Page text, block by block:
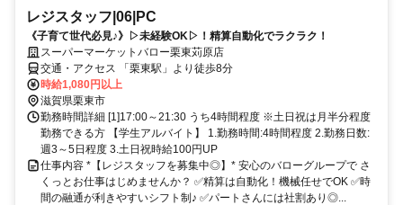
レジスタッフ|06|PC
《子育て世代必見♪》▷未経験OK▷！精算自動化でラクラク！
スーパーマーケットバロー栗東苅原店
交通・アクセス 「栗東駅」より徒歩8分
時給1,080円以上
滋賀県栗東市
勤務時間詳細 [1]17:00～21:30 うち4時間程度 ※土日祝は月半分程度
勤務できる方 【学生アルバイト】 1.勤務時間:4時間程度 2.勤務日数:
週3～5日程度 3.土日祝時給100円UP
仕事内容 *【レジスタッフを募集中◎】* 安心のバローグループで さ
くっとお仕事はじめませんか？ ✅️精算は自動化！機械任せでOK ✅️時
間の融通が利きやすいシフト制♪ ✅️パートさんには社割あり◎...